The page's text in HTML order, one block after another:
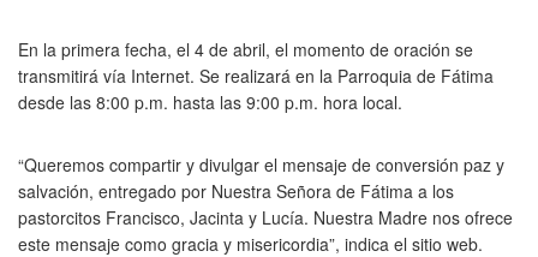
En la primera fecha, el 4 de abril, el momento de oración se
transmitirá vía Internet. Se realizará en la Parroquia de Fátima
desde las 8:00 p.m. hasta las 9:00 p.m. hora local.
“Queremos compartir y divulgar el mensaje de conversión paz y
salvación, entregado por Nuestra Señora de Fátima a los
pastorcitos Francisco, Jacinta y Lucía. Nuestra Madre nos ofrece
este mensaje como gracia y misericordia”, indica el sitio web.